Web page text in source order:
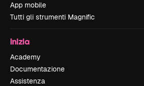
App mobile
Tutti gli strumenti Magnific
Inizia
Academy
Documentazione
Assistenza